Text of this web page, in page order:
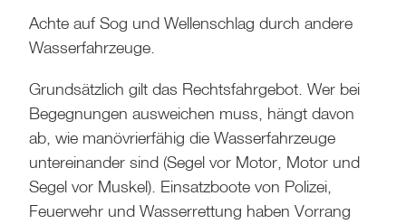
Achte auf Sog und Wellenschlag durch andere
Wasserfahrzeuge.
Grundsätzlich gilt das Rechtsfahrgebot. Wer bei
Begegnungen ausweichen muss, hängt davon
ab, wie manövrierfähig die Wasserfahrzeuge
untereinander sind (Segel vor Motor, Motor und
Segel vor Muskel). Einsatzboote von Polizei,
Feuerwehr und Wasserrettung haben Vorrang